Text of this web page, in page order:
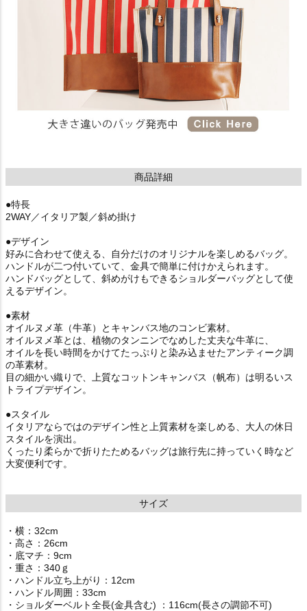
商品詳細
●特長
2WAY／イタリア製／斜め掛け
●デザイン
好みに合わせて使える、自分だけのオリジナルを楽しめるバッグ。
ハンドルが二つ付いていて、金具で簡単に付けかえられます。
ハンドバッグとして、斜めがけもできるショルダーバッグとして使
えるデザイン。
●素材
オイルヌメ革（牛革）とキャンバス地のコンビ素材。
オイルヌメ革とは、植物のタンニンでなめした丈夫な牛革に、
オイルを長い時間をかけてたっぷりと染み込ませたアンティーク調
の革素材。
目の細かい織りで、上質なコットンキャンバス（帆布）は明るいス
トライプデザイン。
●スタイル
イタリアならではのデザイン性と上質素材を楽しめる、大人の休日
スタイルを演出。
くったり柔らかで折りたためるバッグは旅行先に持っていく時など
大変便利です。
サイズ
・横：32cm
・高さ：26cm
・底マチ：9cm
・重さ：340ｇ
・ハンドル立ち上がり：12cm
・ハンドル周囲：33cm
・ショルダーベルト全長(金具含む) ：116cm(長さの調節不可)